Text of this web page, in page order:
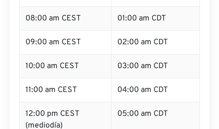
08:00 am CEST 01:00 am CDT
09:00 am CEST 02:00 am CDT
10:00 am CEST 03:00 am CDT
11:00 am CEST 04:00 am CDT
12:00 pm CEST
(mediodía)
05:00 am CDT